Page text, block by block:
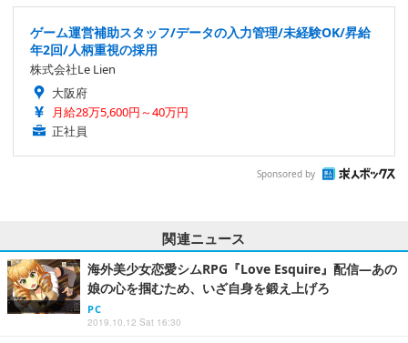
ゲーム運営補助スタッフ/データの入力管理/未経験OK/昇給
年2回/人柄重視の採用
株式会社Le Lien
大阪府
月給28万5,600円～40万円
正社員
Sponsored by
関連ニュース
海外美少女恋愛シムRPG『Love Esquire』配信―あの
娘の心を掴むため、いざ自身を鍛え上げろ
PC
2019.10.12 Sat 16:30